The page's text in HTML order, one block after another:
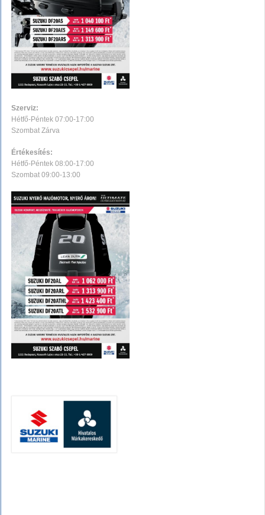
Szerviz:
Hétfő-Péntek 07:00-17:00
Szombat Zárva
Értékesítés:
Hétfő-Péntek 08:00-17:00
Szombat 09:00-13:00